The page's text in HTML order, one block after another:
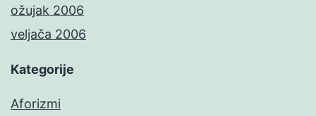
ožujak 2006
veljača 2006
Kategorije
Aforizmi